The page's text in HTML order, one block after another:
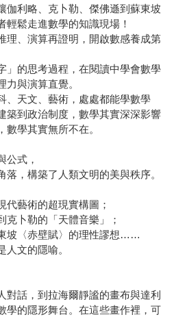
伽利略、克卜勒、傑佛遜到蘇東坡
輕鬆走進數學的知識現場！
、演算再證明，開啟數感養成第
」的思考過程，在閱讀中學會數學
與演算直覺。
天文、藝術，處處都能學數學
築到政治制度，數學其實深深影響
數學其實無所不在。
公式，
，構築了人類文明的美與秩序。
代藝術的超現實構圖；
克卜勒的「天體音樂」；
坡〈赤壁賦〉的理性謬想……
文的隱喻。
對話，到拉海爾靜謐的畫布與達利
學的隱形舞台。在這些畫作裡，可